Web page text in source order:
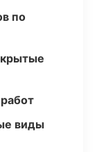
по
виды